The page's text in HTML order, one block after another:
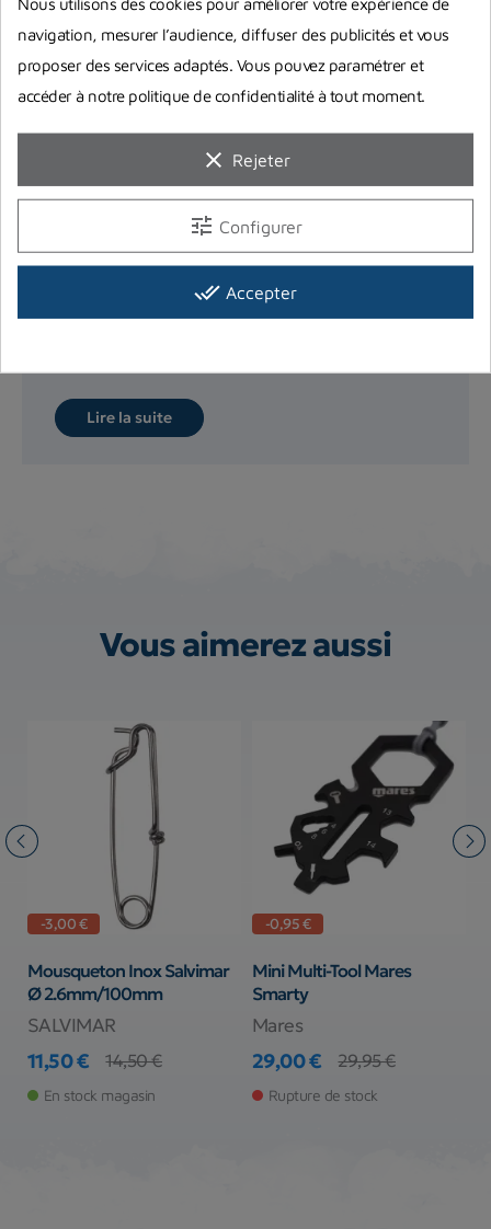
Règlementation chasse sous-marine
en France
Réglementation de la pêche sous-marine en
France : quelles sont les informations à prendre en
Lire la suite
Vous aimerez aussi
-3,00 €
Mousqueton Inox Salvimar
Ø 2.6mm/100mm
SALVIMAR
Prix
11,50 €
Prix de base
14,50 €
En stock magasin
-0,95 €
Mini Multi-Tool Mares
Smarty
Mares
Prix
29,00 €
Prix de base
29,95 €
Rupture de stock
navigation, mesurer l’audience, diffuser des publicités et vous
proposer des services adaptés. Vous pouvez paramétrer et
accéder à notre politique de confidentialité à tout moment.
clear Rejeter
tune Configurer
done_all Accepter